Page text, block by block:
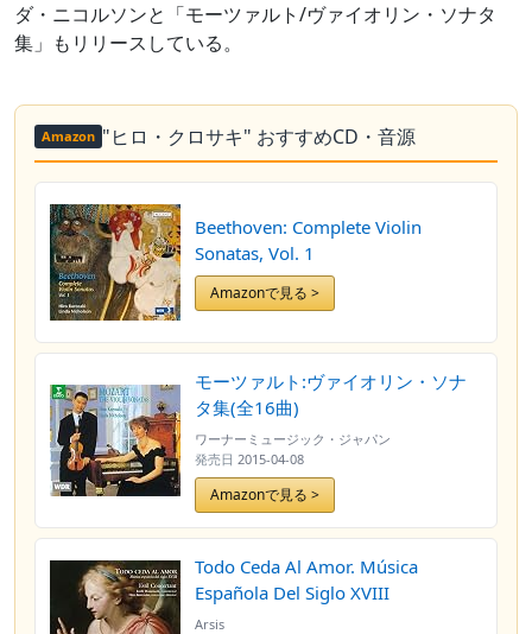
ダ・ニコルソンと「モーツァルト/ヴァイオリン・ソナタ
集」もリリースしている。
Amazon "ヒロ・クロサキ" おすすめCD・音源
Beethoven: Complete Violin
Sonatas, Vol. 1
Amazonで見る >
モーツァルト:ヴァイオリン・ソナ
タ集(全16曲)
ワーナーミュージック・ジャパン
発売日 2015-04-08
Amazonで見る >
Todo Ceda Al Amor. Música
Española Del Siglo XVIII
Arsis